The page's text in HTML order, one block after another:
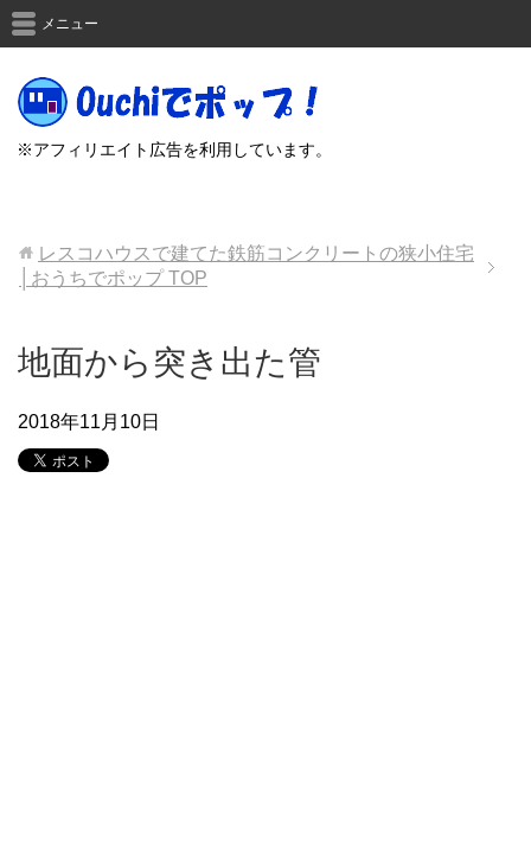
※アフィリエイト広告を利用しています。
メニュー
レスコハウスで建てた鉄筋コンクリートの狭小住宅
│おうちでポップTOP
地面から突き出た管
2018年11月10日